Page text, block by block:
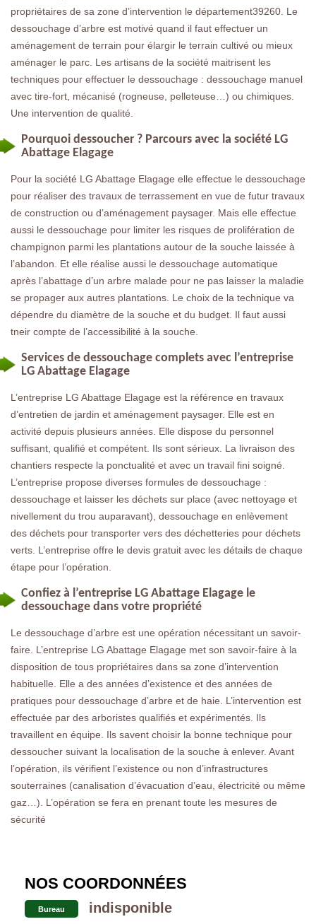
propriétaires de sa zone d’intervention le département39260. Le
dessouchage d’arbre est motivé quand il faut effectuer un
aménagement de terrain pour élargir le terrain cultivé ou mieux
aménager le parc. Les artisans de la société maitrisent les
techniques pour effectuer le dessouchage : dessouchage manuel
avec tire-fort, mécanisé (rogneuse, pelleteuse…) ou chimiques.
Une intervention de qualité.
Pourquoi dessoucher ? Parcours avec la société LG
Abattage Elagage
Pour la société LG Abattage Elagage elle effectue le dessouchage
pour réaliser des travaux de terrassement en vue de futur travaux
de construction ou d’aménagement paysager. Mais elle effectue
aussi le dessouchage pour limiter les risques de prolifération de
champignon parmi les plantations autour de la souche laissée à
l’abandon. Et elle réalise aussi le dessouchage automatique
après l’abattage d’un arbre malade pour ne pas laisser la maladie
se propager aux autres plantations. Le choix de la technique va
dépendre du diamètre de la souche et du budget. Il faut aussi
tneir compte de l’accessibilité à la souche.
Services de dessouchage complets avec l’entreprise
LG Abattage Elagage
L’entreprise LG Abattage Elagage est la référence en travaux
d’entretien de jardin et aménagement paysager. Elle est en
activité depuis plusieurs années. Elle dispose du personnel
suffisant, qualifié et compétent. Ils sont sérieux. La livraison des
chantiers respecte la ponctualité et avec un travail fini soigné.
L’entreprise propose diverses formules de dessouchage :
dessouchage et laisser les déchets sur place (avec nettoyage et
nivellement du trou auparavant), dessouchage en enlèvement
des déchets pour transporter vers des déchetteries pour déchets
verts. L’entreprise offre le devis gratuit avec les détails de chaque
étape pour l’opération.
Confiez à l’entreprise LG Abattage Elagage le
dessouchage dans votre propriété
Le dessouchage d’arbre est une opération nécessitant un savoir-
faire. L’entreprise LG Abattage Elagage met son savoir-faire à la
disposition de tous propriétaires dans sa zone d’intervention
habituelle. Elle a des années d’existence et des années de
pratiques pour dessouchage d’arbre et de haie. L’intervention est
effectuée par des arboristes qualifiés et expérimentés. Ils
travaillent en équipe. Ils savent choisir la bonne technique pour
dessoucher suivant la localisation de la souche à enlever. Avant
l’opération, ils vérifient l’existence ou non d’infrastructures
souterraines (canalisation d’évacuation d’eau, électricité ou même
gaz…). L’opération se fera en prenant toute les mesures de
sécurité
NOS COORDONNÉES
Bureau indisponible